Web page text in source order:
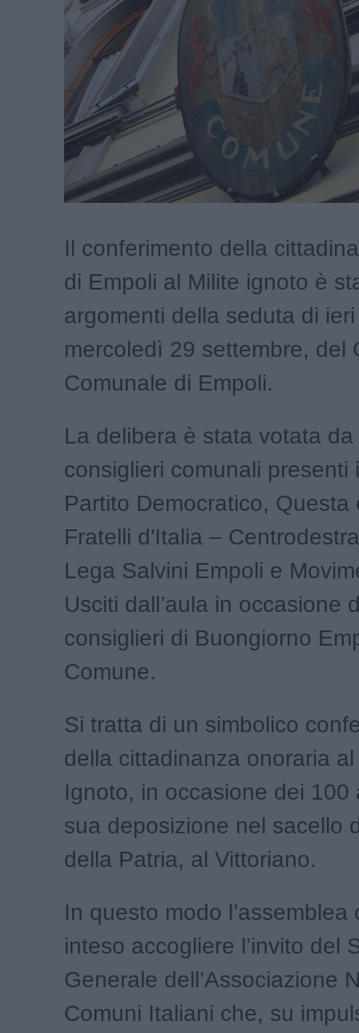
Il conferimento della
di Empoli al Milite ignoto è
argomenti della seduta di
mercoledì 29 settembre, del
Comunale di Empoli.
La delibera è stata votata da
consiglieri comunali presenti
Partito Democratico, Questa
Fratelli d'Italia –
Lega Salvini Empoli e
Usciti dall’aula in occasione
consiglieri di Buongiorno
Comune.
Si tratta di un simbolico
della cittadinanza onoraria
Ignoto, in occasione dei 100
sua deposizione nel sacello
della Patria, al Vittoriano.
In questo modo l’assemblea
inteso accogliere l’invito del
Generale dell’Associazione
Comuni Italiani che, su